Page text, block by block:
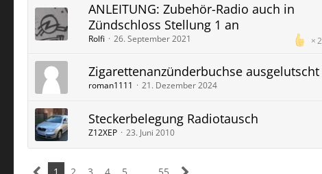
ANLEITUNG: Zubehör-Radio auch in
Zündschloss Stellung 1 an
2
Rolfi 26. September 2021
Zigarettenanzünderbuchse ausgelutscht
roman1111 21. Dezember 2024
Steckerbelegung Radiotausch
Z12XEP 23. Juni 2010